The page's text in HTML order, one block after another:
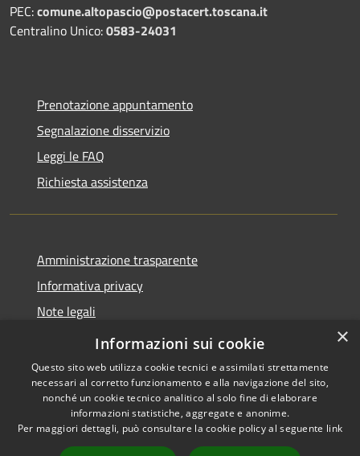
PEC:comune.altopascio@postacert.toscana.it
Centralino Unico:0583-24031
Prenotazione appuntamento
Segnalazione disservizio
Leggi le FAQ
Richiesta assistenza
Amministrazione trasparente
Informativa privacy
Note legali
Dichiarazione di accessibilità
Accessibilità
Copyright © 2026 • Comune di
Altopascio • Powered by
×
Informazioni sui cookie
Questo sito web utilizza cookie tecnici e assimilati strettamente
necessari al corretto funzionamento e alla navigazione del sito,
nonché un cookie tecnico analitico al solo fine di elaborare
informazioni statistiche, aggregate e anonime.
Per maggiori dettagli, può consultare la cookie policy al seguente link